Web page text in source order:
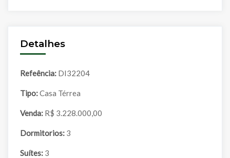
Detalhes
Refeência: DI32204
Tipo: Casa Térrea
Venda: R$ 3.228.000,00
Dormitorios: 3
Suítes: 3